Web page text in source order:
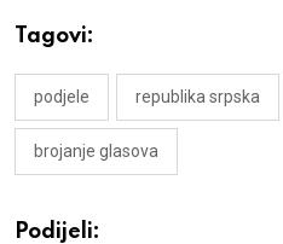
Tagovi:
podjele republika srpska
brojanje glasova
Podijeli: